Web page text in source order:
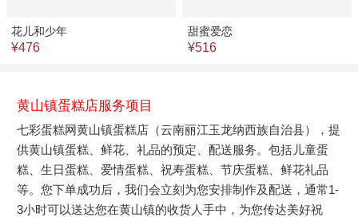
花儿和少年
¥476
甜蜜爱恋
¥516
黄山镇蛋糕店服务项目
七彩蛋糕网黄山镇蛋糕店（云南丽江玉龙纳西族自治县），提
供黄山镇蛋糕、鲜花、礼品的预定、配送服务。包括儿童蛋
糕、生日蛋糕、爱情蛋糕、祝寿蛋糕、节庆蛋糕、鲜花礼品
等。您下单成功后，我们会立刻为您安排制作及配送，通常1-
3小时可以送达您在黄山镇的收货人手中，为您传达美好祝